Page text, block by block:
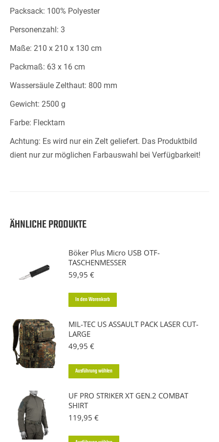
Packsack: 100% Polyester
Personenzahl: 3
Maße: 210 x 210 x 130 cm
Packmaß: 63 x 16 cm
Wassersäule Zelthaut: 800 mm
Gewicht: 2500 g
Farbe: Flecktarn
Achtung: Es wird nur ein Zelt geliefert. Das Produktbild
dient nur zur möglichen Farbauswahl bei Verfügbarkeit!
ÄHNLICHE PRODUKTE
Böker Plus Micro USB OTF-
TASCHENMESSER
59,95 €
In den Warenkorb
MIL-TEC US ASSAULT PACK LASER CUT-
LARGE
49,95 €
Ausführung wählen
weist
auf.
UF PRO STRIKER XT GEN.2 COMBAT
SHIRT
119,95 €